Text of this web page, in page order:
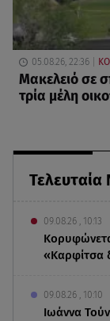
Τελευταία
09.08.26 , 10:13
«Καρφίτσα
09.08.26 , 10:10
Ιωάννα
05.08.26, 22:36
Μακελειό σε
τρία μέλη